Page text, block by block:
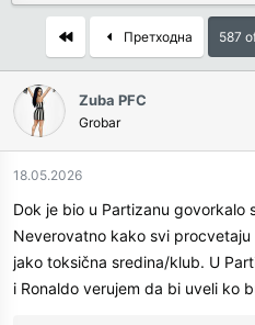
ч
т
н
и
к
т
м
е
т
у
м
п
о
а
а
First Претходна 587
Zuba PFC
Grobar
18.05.2026
Dok je bio u Partizanu govorkalo
Neverovatno kako svi
jako toksična sredina/klub. U
i Ronaldo verujem da bi uveli ko